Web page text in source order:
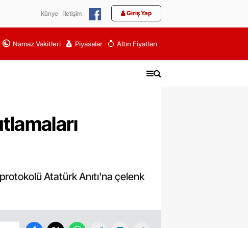
Künye İletişim Giriş Yap
Namaz Vakitleri Piyasalar Altın Fiyatları
Atatürk Anıtı'na çelenk